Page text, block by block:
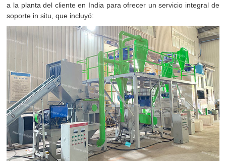
a la planta del cliente en India para ofrecer un servicio integral de
soporte in situ, que incluyó: